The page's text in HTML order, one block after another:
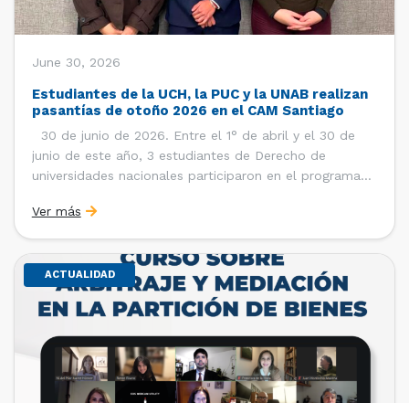
June 30, 2026
Estudiantes de la UCH, la PUC y la UNAB realizan
pasantías de otoño 2026 en el CAM Santiago
30 de junio de 2026. Entre el 1° de abril y el 30 de
junio de este año, 3 estudiantes de Derecho de
universidades nacionales participaron en el programa
de la Cámara de Comercio de Santiago (CCS). Así, se
realizaron […]
Ver más
ACTUALIDAD